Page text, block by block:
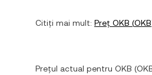
Citiți mai mult: Preț OKB (OKB
Prețul actual pentru OKB (